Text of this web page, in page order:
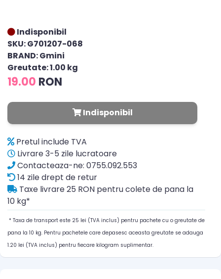
Indisponibil
SKU: G701207-068
BRAND: Gmini
Greutate: 1.00 kg
19.00 RON
Indisponibil
Pretul include TVA
Livrare 3-5 zile lucratoare
Contacteaza-ne: 0755.092.553
14 zile drept de retur
Taxe livrare 25 RON pentru colete de pana la
10 kg*
* Taxa de transport este 25 lei (TVA inclus) pentru pachete cu o greutate de
pana la 10 kg. Pentru pachetele care depasesc aceasta greutate se adauga
1.20 lei (TVA inclus) pentru fiecare kilogram suplimentar.